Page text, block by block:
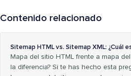
Contenido relacionado
Sitemap HTML vs. Sitemap XML: ¿Cuál
Mapa del sitio HTML frente a mapa
la diferencia? Si te has hecho esta